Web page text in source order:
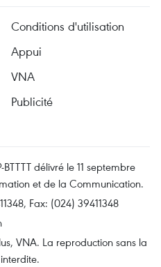
Conditions d'utilisation
Appui
VNA
Publicité
délivré le 11 septembre
et de la Communication.
Fax: (024) 39411348
VNA. La reproduction sans la